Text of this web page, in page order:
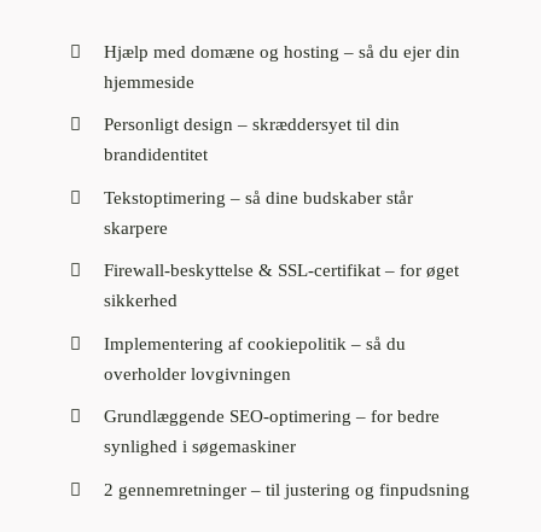
Hjælp med domæne og hosting – så du ejer din
hjemmeside
Personligt design – skræddersyet til din
brandidentitet
Tekstoptimering – så dine budskaber står
skarpere
Firewall-beskyttelse & SSL-certifikat – for øget
sikkerhed
Implementering af cookiepolitik – så du
overholder lovgivningen
Grundlæggende SEO-optimering – for bedre
synlighed i søgemaskiner
2 gennemretninger – til justering og finpudsning